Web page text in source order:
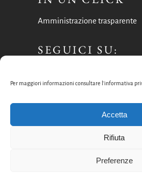
Per maggiori informazioni consultare l’informativa
Accetta
Rifiuta
Preferenze
Amministrazione trasparente
SEGUICI SU:
Cookie policy